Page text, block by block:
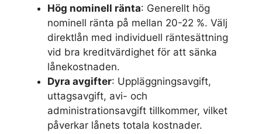
Hög nominell ränta: Generellt hög
nominell ränta på mellan 20-22 %. Välj
direktlån med individuell räntesättning
vid bra kreditvärdighet för att sänka
lånekostnaden.
Dyra avgifter: Uppläggningsavgift,
uttagsavgift, avi- och
administrationsavgift tillkommer, vilket
påverkar lånets totala kostnader.